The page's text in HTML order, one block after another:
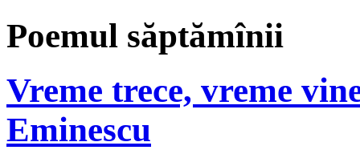
Poemul săptămînii
Vreme trece, vreme
Eminescu